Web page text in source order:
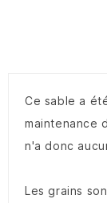
Ce sable a
maintenance
n'a donc
Les grains